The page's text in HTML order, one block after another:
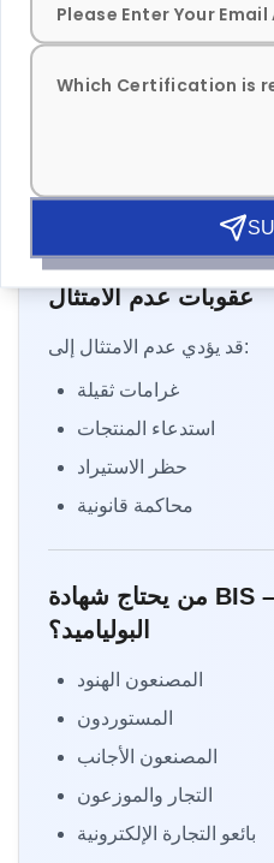
استخدام علامة BIS
تعزيز ثقة العملاء
على المدى الطويل
عقوبات عدم الامتثال
قد يؤدي عدم الامتثال إلى:
غرامات ثقيلة
استدعاء المنتجات
حظر الاستيراد
محاكمة قانونية
من يحتاج شهادة BIS لحبال الألياف –
البولياميد؟
المصنعون الهنود
المستوردون
المصنعون الأجانب
التجار والموزعون
بائعو التجارة الإلكترونية